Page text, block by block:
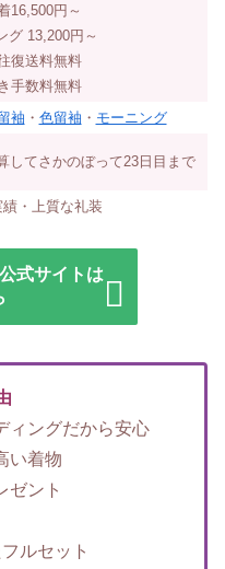
16,500円～
グ 13,200円～
復送料無料
手数料無料
袖 ・ 色留袖 ・ モーニング
してさかのぼって23日目まで
・上質な礼装
式サイトは
ィングだから安心
い着物
ゼント
ルセット